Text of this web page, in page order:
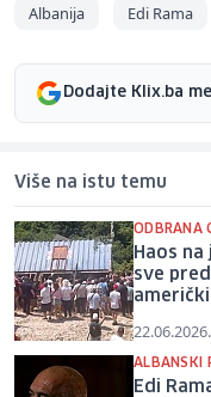
Albanija Edi Rama
Dodajte Klix.ba
Više na istu temu
ODBRANA
Haos
sve
ALBANSKI
Edi